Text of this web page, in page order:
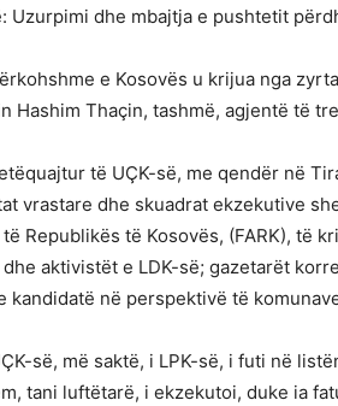
Uzurpimi dhe mbajtja e pushtetit
e Kosovës u krijua nga
Hashim Thaçin, tashmë, agjentë të
të UÇK-së, me qendër në
vrastare dhe skuadrat ekzekutive
Republikës të Kosovës, (FARK), të
aktivistët e LDK-së; gazetarët
kandidatë në perspektivë të
së, më saktë, i LPK-së, i futi në
tani luftëtarë, i ekzekutoi, duke ia